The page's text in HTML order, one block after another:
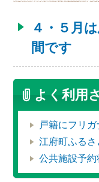
４・５月
間です
よく利用
戸籍にフリ
江府町ふる
公共施設予約